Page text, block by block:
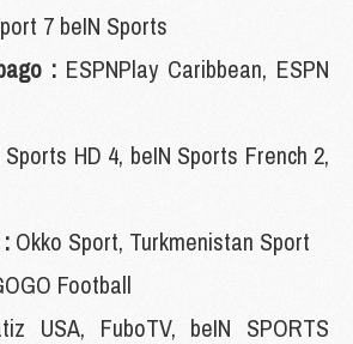
7 beIN Sports
: ESPNPlay Caribbean, ESPN
Sports HD 4, beIN Sports French 2,
Okko Sport, Turkmenistan Sport
Football
USA, FuboTV, beIN SPORTS